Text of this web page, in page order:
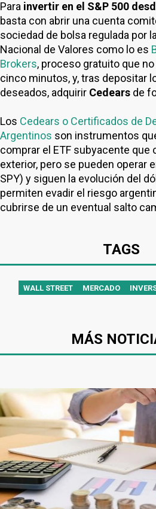
Para invertir en el S&P 500
basta con abrir una cuenta
sociedad de bolsa regulada por
Nacional de Valores como lo es
Brokers, proceso gratuito que
cinco minutos, y, tras depositar
deseados, adquirir Cedears de
Los Cedears o Certificados de
Argentinos son instrumentos
comprar el ETF subyacente que
exterior, pero se pueden operar
SPY) y siguen la evolución del
permiten evadir el riesgo
cubrirse de un eventual salto
TAGS
WALL STREET MERCADO
MÁS